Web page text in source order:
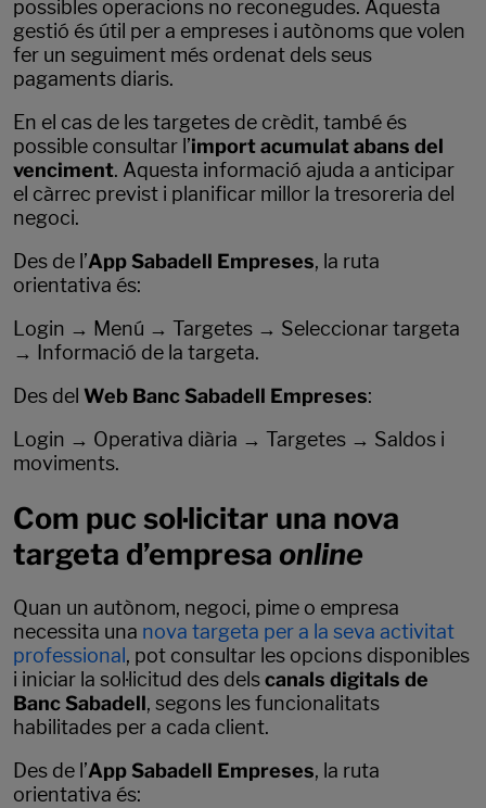
possibles operacions no reconegudes. Aquesta
gestió és útil per a empreses i autònoms que volen
fer un seguiment més ordenat dels seus
pagaments diaris.
En el cas de les targetes de crèdit, també és
possible consultar l’import acumulat abans del
venciment. Aquesta informació ajuda a anticipar
el càrrec previst i planificar millor la tresoreria del
negoci.
Des de l’App Sabadell Empreses, la ruta
orientativa és:
Login → Menú → Targetes → Seleccionar targeta
→ Informació de la targeta.
Des del Web Banc Sabadell Empreses:
Login → Operativa diària → Targetes → Saldos i
moviments.
Com puc sol·licitar una nova
targeta d’empresa online
Quan un autònom, negoci, pime o empresa
necessita una nova targeta per a la seva activitat
professional , pot consultar les opcions disponibles
i iniciar la sol·licitud des delscanals digitals de
Banc Sabadell, segons les funcionalitats
habilitades per a cada client.
Des de l’App Sabadell Empreses, la ruta
orientativa és: